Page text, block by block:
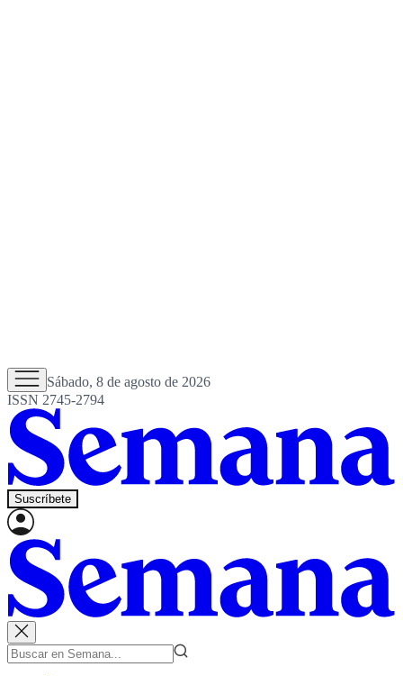
Sábado, 8 de agosto de 2026
ISSN 2745-2794
Suscríbete